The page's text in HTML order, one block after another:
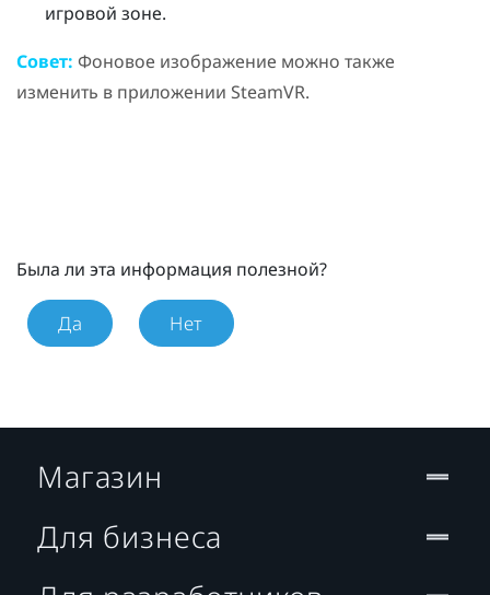
игровой зоне.
Совет: Фоновое изображение можно также
изменить в приложении SteamVR.
Была ли эта информация полезной?
Да Нет
Магазин
Для бизнеса